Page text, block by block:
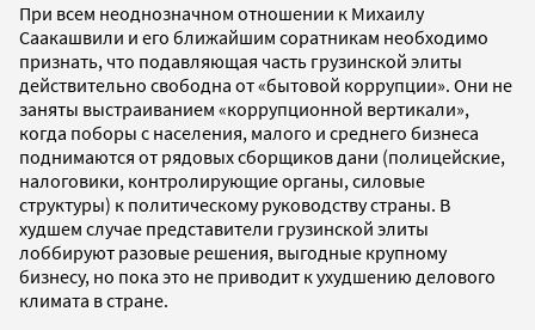
При всем неоднозначном отношении к Михаилу
Саакашвили и его ближайшим соратникам необходимо
признать, что подавляющая часть грузинской элиты
действительно свободна от «бытовой коррупции». Они не
заняты выстраиванием «коррупционной вертикали»,
когда поборы с населения, малого и среднего бизнеса
поднимаются от рядовых сборщиков дани (полицейские,
налоговики, контролирующие органы, силовые
структуры) к политическому руководству страны. В
худшем случае представители грузинской элиты
лоббируют разовые решения, выгодные крупному
бизнесу, но пока это не приводит к ухудшению делового
климата в стране.